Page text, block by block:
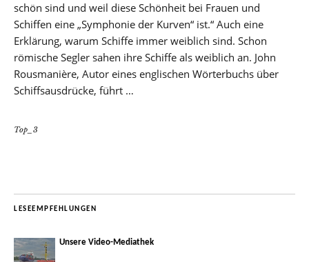
schön sind und weil diese Schönheit bei Frauen und
Schiffen eine „Symphonie der Kurven“ ist.“ Auch eine
Erklärung, warum Schiffe immer weiblich sind. Schon
römische Segler sahen ihre Schiffe als weiblich an. John
Rousmanière, Autor eines englischen Wörterbuchs über
Schiffsausdrücke, führt …
Top_3
LESEEMPFEHLUNGEN
Unsere Video-Mediathek